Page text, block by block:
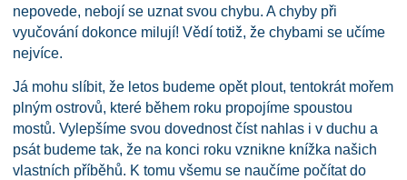
nepovede, nebojí se uznat svou chybu. A chyby při
vyučování dokonce milují! Vědí totiž, že chybami se učíme
nejvíce.
Já mohu slíbit, že letos budeme opět plout, tentokrát mořem
plným ostrovů, které během roku propojíme spoustou
mostů. Vylepšíme svou dovednost číst nahlas i v duchu a
psát budeme tak, že na konci roku vznikne knížka našich
vlastních příběhů. K tomu všemu se naučíme počítat do